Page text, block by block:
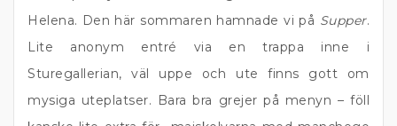
Helena. Den här sommaren hamnade vi på Supper.
Lite anonym entré via en trappa inne i
Sturegallerian, väl uppe och ute finns gott om
mysiga uteplatser. Bara bra grejer på menyn – föll